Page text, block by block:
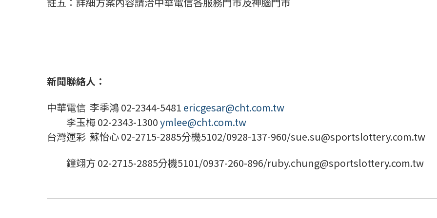
新聞聯絡人：
中華電信 李季鴻 02-2344-5481 ericgesar@cht.com.tw
李玉梅 02-2343-1300ymlee@cht.com.tw
台灣運彩 蘇怡心 02-2715-2885分機5102/0928-137-960/sue.su@sportslottery.com.tw
鐘翊方 02-2715-2885分機5101/0937-260-896/ruby.chung@sportslottery.com.tw